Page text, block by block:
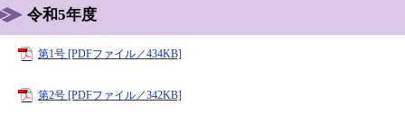
令和5年度
第1号 [PDFファイル／434KB]
第2号 [PDFファイル／342KB]